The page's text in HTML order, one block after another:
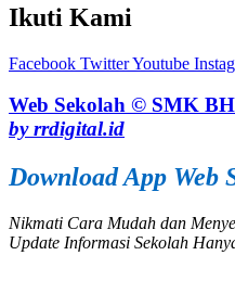
Ikuti Kami
Facebook TwitterYoutube
Web Sekolah © SMK
by rrdigital.id
Download App Web
Nikmati Cara Mudah dan
Update Informasi Sekolah